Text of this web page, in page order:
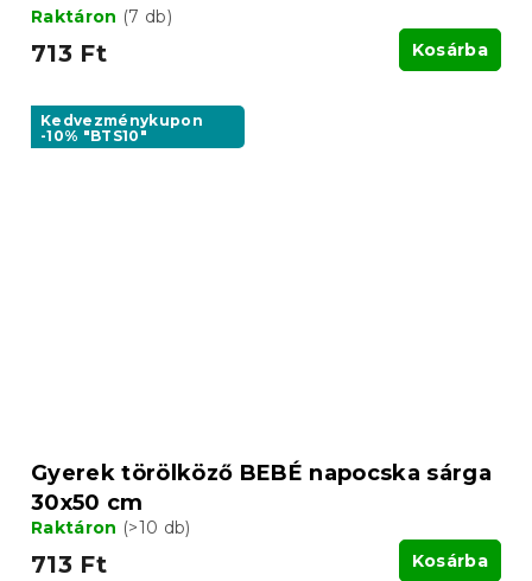
Raktáron (7 db)
713 Ft Kosárba
Kedvezménykupon
-10% "BTS10"
Gyerek törölköző BEBÉ napocska sárga
30x50 cm
Raktáron (>10 db)
713 Ft Kosárba